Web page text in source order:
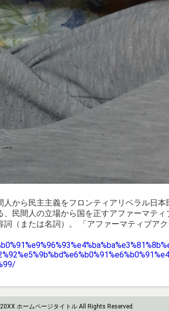
から民主主義をフロンティアリベラル日
民間人の立場から国を正すアファーマテ
詞（または名詞）。 「アファーマティブア
ホームページタイトル All Rights Reserved.